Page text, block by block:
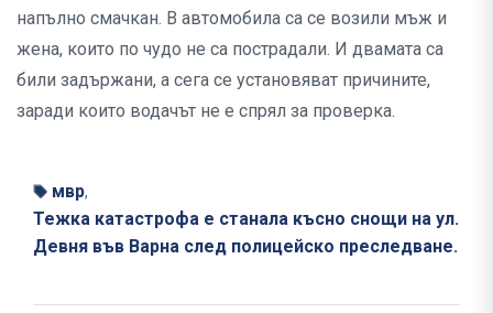
напълно смачкан. В автомобила са се возили мъж и
жена, които по чудо не са пострадали. И двамата са
били задържани, а сега се установяват причините,
заради които водачът не е спрял за проверка.
мвр,
Тежка катастрофа е станала късно снощи на ул.
Девня във Варна след полицейско преследване.